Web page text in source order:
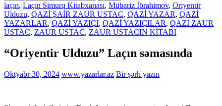
laçın, Laçın Simurq Kitabxanası, Mübariz İbrahimov, Oriyentir
Ulduzu, QAZİ ŞAİR ZAUR USTAC, QAZİ YAZAR, QAZİ
YAZARLAR, QAZİ YAZIÇI, QAZİ YAZIÇILAR, QAZİ ZAUR
USTAC, ZAUR USTAC, ZAUR USTACIN KİTABI
“Oriyentir Ulduzu” Laçın səmasında
Oktyabr 30, 2024 www.yazarlar.az Bir şərh yazın